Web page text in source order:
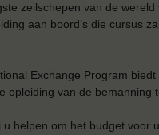
zeilschepen van de
aan boord’s die cursus
Exchange Program
opleiding van de bemanning
helpen om het budget voor